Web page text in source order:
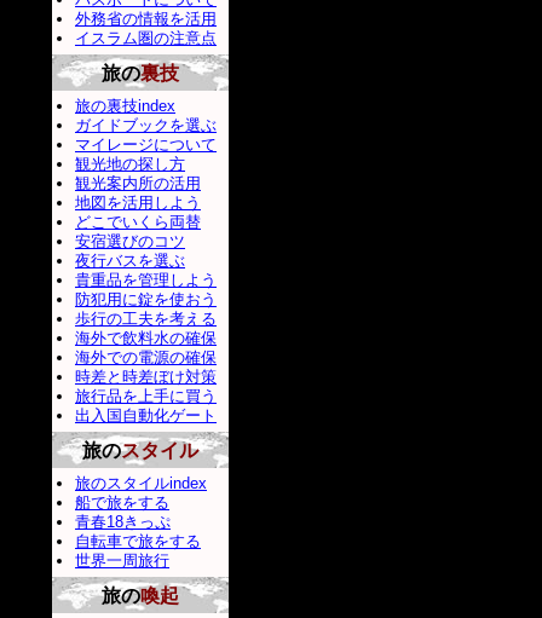
外務省の情報を活用
イスラム圏の注意点
旅の裏技
旅の裏技index
ガイドブックを選ぶ
マイレージについて
観光地の探し方
観光案内所の活用
地図を活用しよう
どこでいくら両替
安宿選びのコツ
夜行バスを選ぶ
貴重品を管理しよう
防犯用に錠を使おう
歩行の工夫を考える
海外で飲料水の確保
海外での電源の確保
時差と時差ぼけ対策
旅行品を上手に買う
出入国自動化ゲート
旅のスタイル
旅のスタイルindex
船で旅をする
青春18きっぷ
自転車で旅をする
世界一周旅行
旅の喚起